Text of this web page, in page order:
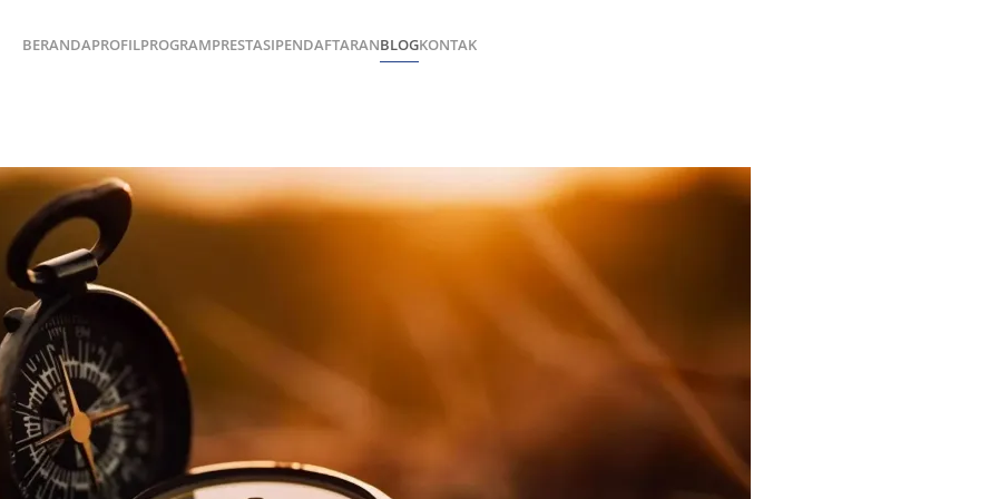
BERANDAPROFILPROGRAMPRESTASIPENDAFTARANBLOGKONTAK